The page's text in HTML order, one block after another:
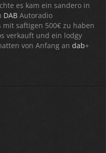
es kam ein sandero in
DAB Autoradio
saftigen 500€ zu haben
verkauft und ein lodgy
von Anfang an dab+